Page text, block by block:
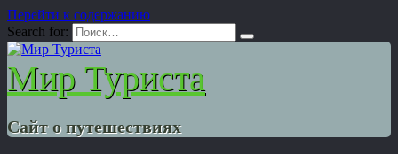
Перейти к содержанию
Search for:
Мир Туриста
Сайт о путешествиях